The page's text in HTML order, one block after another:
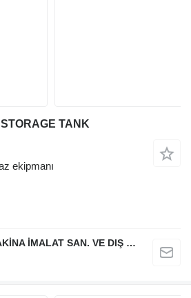
TANK
ekipmanı
YILTEKS ENERJI ISI MAKİNA İMALAT SAN. VE DIŞ TİC. LTD. ŞTİ.